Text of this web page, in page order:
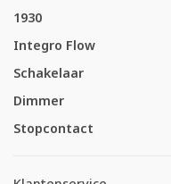
1930
Integro Flow
Schakelaar
Dimmer
Stopcontact